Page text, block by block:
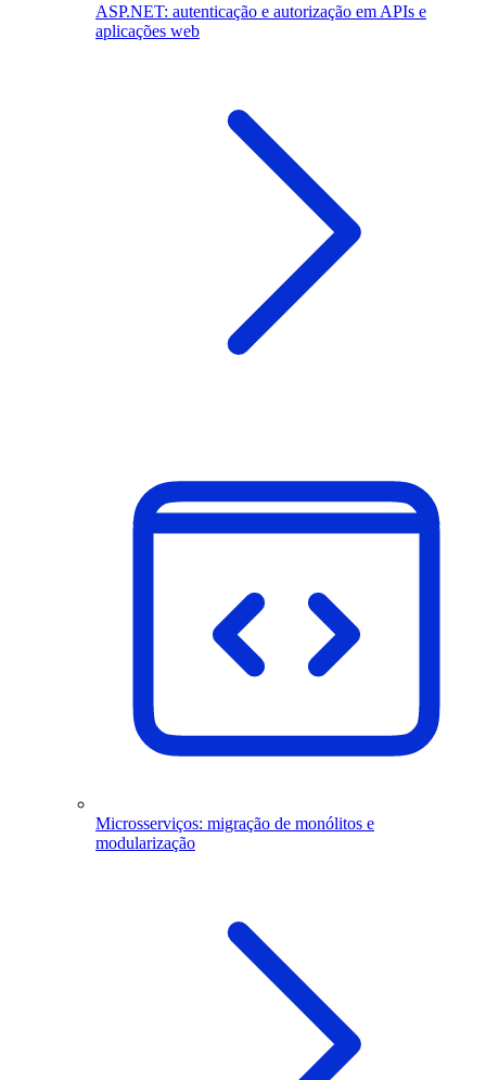
ASP.NET: autenticação e autorização em APIs e
aplicações web
Microsserviços: migração de monólitos e
modularização